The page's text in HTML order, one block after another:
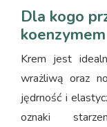
Dla kogo
Krem jest
wrażliwą oraz
jędrność i
oznaki